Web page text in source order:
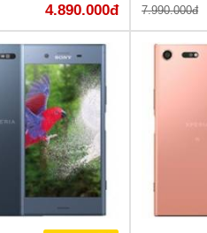
4.890.000đ
7.990.000đ